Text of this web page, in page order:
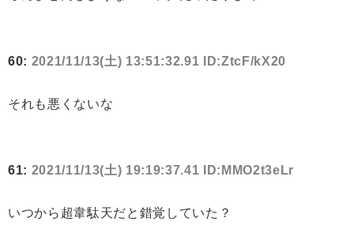
60: 2021/11/13(土) 13:51:32.91 ID:ZtcF/kX20
それも悪くないな
61: 2021/11/13(土) 19:19:37.41 ID:MMO2t3eLr
いつから超韋駄天だと錯覚していた？